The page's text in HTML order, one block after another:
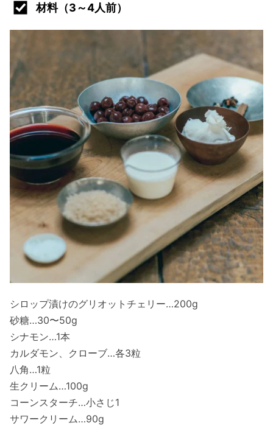
材料（3～4人前）
シロップ漬けのグリオットチェリー…200g
砂糖…30〜50g
シナモン…1本
カルダモン、クローブ…各3粒
八角…1粒
生クリーム…100g
コーンスターチ…小さじ1
サワークリーム…90g